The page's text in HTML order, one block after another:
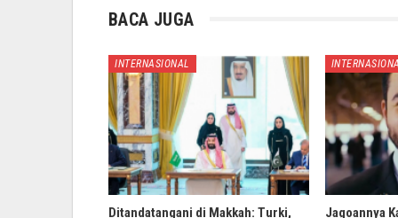
BACA JUGA
INTERNASIONAL
Ditandatangani di Makkah: Turki,
Jagoannya